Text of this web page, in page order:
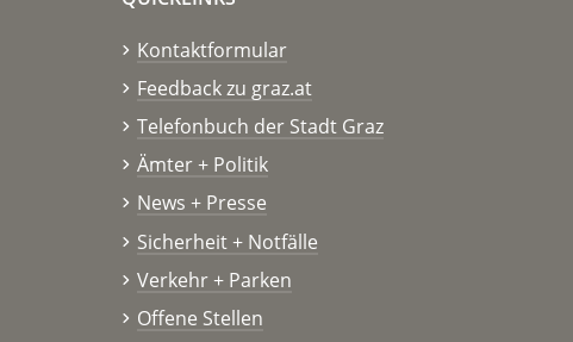
Kontaktformular
Feedback zu graz.at
Telefonbuch der Stadt Graz
Ämter + Politik
News + Presse
Sicherheit + Notfälle
Verkehr + Parken
Offene Stellen